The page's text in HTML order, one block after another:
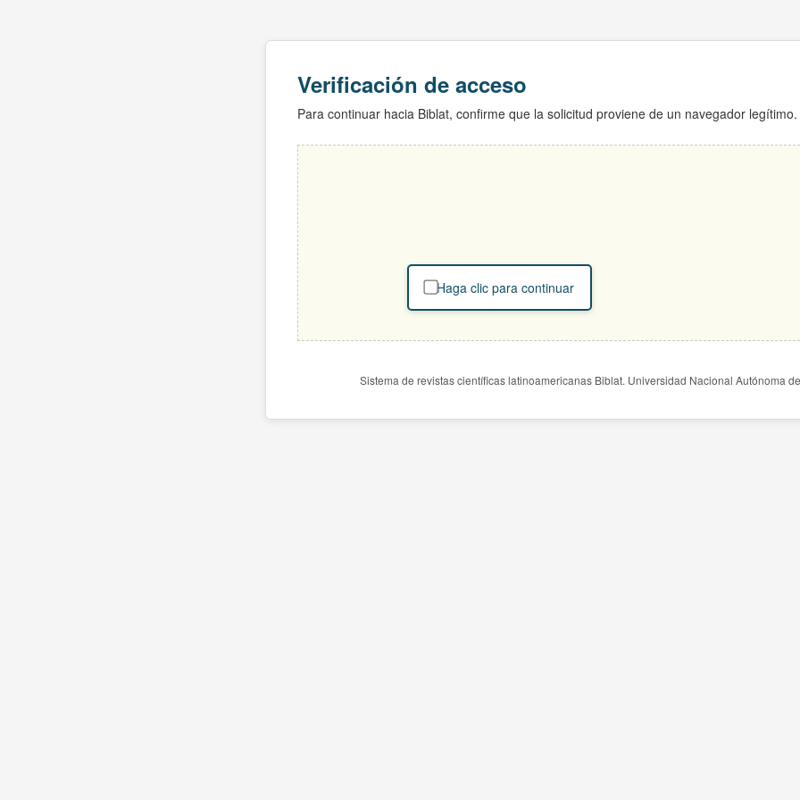
Verificación de acceso
Para continuar hacia Biblat, confirme que la solicitud proviene de un navegador legítimo.
Haga clic para continuar
Sistema de revistas científicas latinoamericanas Biblat. Universidad Nacional Autónoma